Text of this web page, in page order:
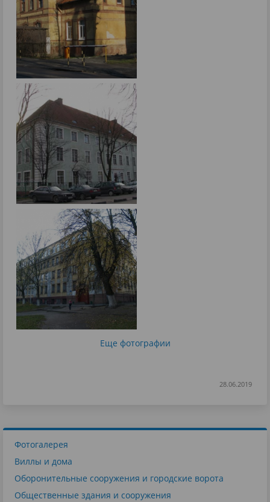
Еще фотографии
28.06.2019
Фотогалерея
Виллы и дома
Оборонительные сооружения и городские ворота
Общественные здания и сооружения